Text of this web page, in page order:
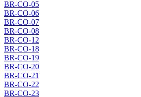
BR-CO-05
BR-CO-06
BR-CO-07
BR-CO-08
BR-CO-12
BR-CO-18
BR-CO-19
BR-CO-20
BR-CO-21
BR-CO-22
BR-CO-23